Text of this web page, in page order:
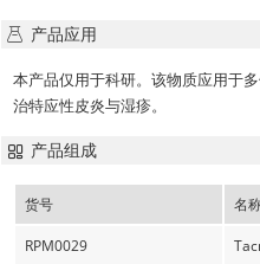
产品应用
本产品仅用于科研。该物质应用于
治特应性皮炎与湿疹。
产品组成
货号 名
RPM0029